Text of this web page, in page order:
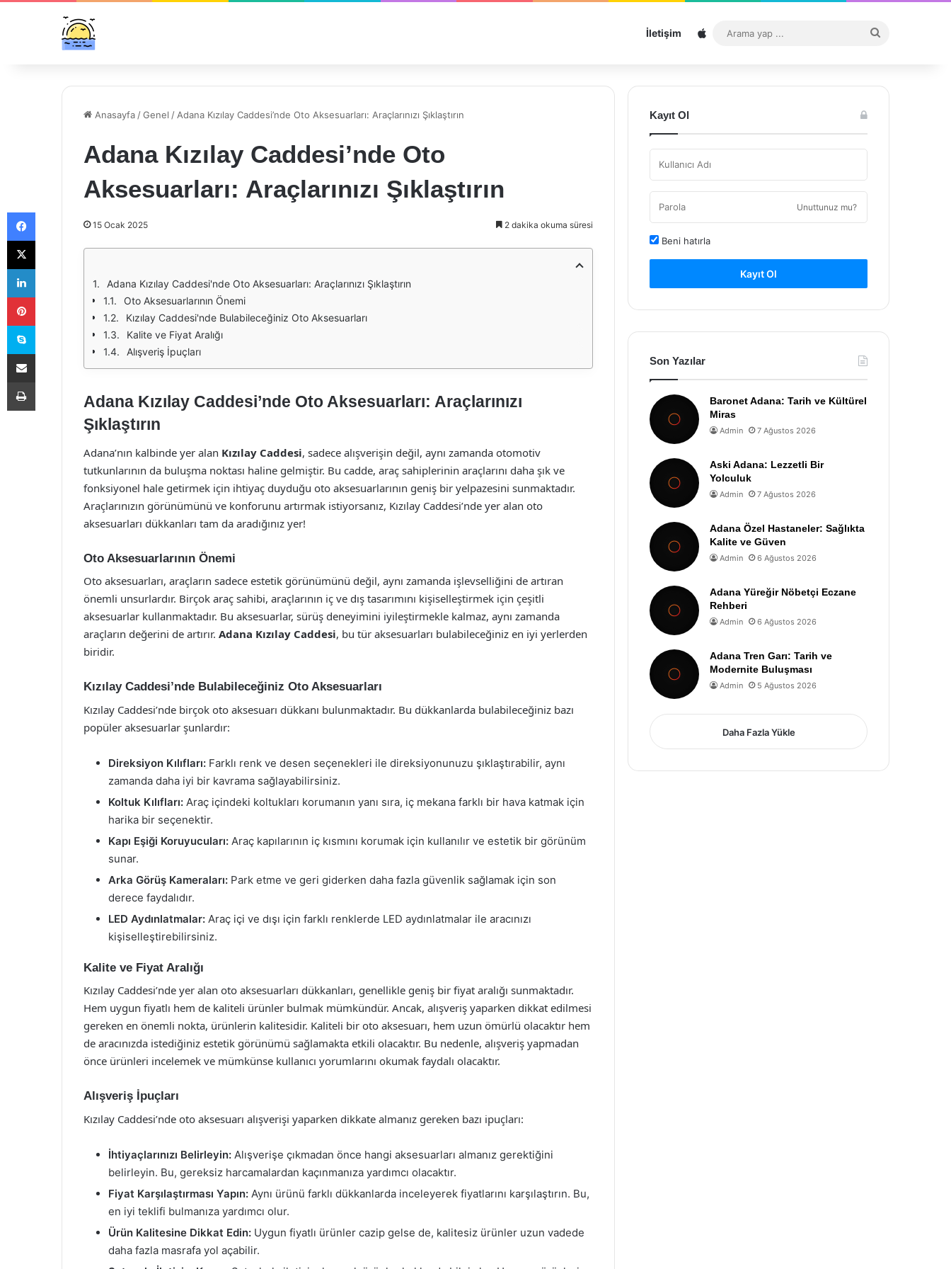
İletişim Sitemap
...
Anasayfa /Genel / Adana Kızılay Caddesi’nde Oto Aksesuarları: Araçlarınızı Şıklaştırın
Adana Kızılay Caddesi’nde Oto
Aksesuarları: Araçlarınızı Şıklaştırın
15 Ocak 2025 2 dakika okuma süresi
Adana Kızılay Caddesi'nde Oto Aksesuarları: Araçlarınızı Şıklaştırın
Oto Aksesuarlarının Önemi
Kızılay Caddesi'nde Bulabileceğiniz Oto Aksesuarları
Kalite ve Fiyat Aralığı
Alışveriş İpuçları
Adana Kızılay Caddesi’nde Oto Aksesuarları: Araçlarınızı
Şıklaştırın
Adana’nın kalbinde yer alan Kızılay Caddesi, sadece alışverişin değil, aynı zamanda otomotiv
tutkunlarının da buluşma noktası haline gelmiştir. Bu cadde, araç sahiplerinin araçlarını daha şık ve
fonksiyonel hale getirmek için ihtiyaç duyduğu oto aksesuarlarının geniş bir yelpazesini sunmaktadır.
Araçlarınızın görünümünü ve konforunu artırmak istiyorsanız, Kızılay Caddesi’nde yer alan oto
aksesuarları dükkanları tam da aradığınız yer!
Oto Aksesuarlarının Önemi
Oto aksesuarları, araçların sadece estetik görünümünü değil, aynı zamanda işlevselliğini de artıran
önemli unsurlardır. Birçok araç sahibi, araçlarının iç ve dış tasarımını kişiselleştirmek için çeşitli
aksesuarlar kullanmaktadır. Bu aksesuarlar, sürüş deneyimini iyileştirmekle kalmaz, aynı zamanda
araçların değerini de artırır. Adana Kızılay Caddesi, bu tür aksesuarları bulabileceğiniz en iyi yerlerden
biridir.
Kızılay Caddesi’nde Bulabileceğiniz Oto Aksesuarları
Kızılay Caddesi’nde birçok oto aksesuarı dükkanı bulunmaktadır. Bu dükkanlarda bulabileceğiniz bazı
popüler aksesuarlar şunlardır:
Direksiyon Kılıfları: Farklı renk ve desen seçenekleri ile direksiyonunuzu şıklaştırabilir, aynı
zamanda daha iyi bir kavrama sağlayabilirsiniz.
Koltuk Kılıfları: Araç içindeki koltukları korumanın yanı sıra, iç mekana farklı bir hava katmak için
harika bir seçenektir.
Kapı Eşiği Koruyucuları: Araç kapılarının iç kısmını korumak için kullanılır ve estetik bir görünüm
sunar.
Arka Görüş Kameraları: Park etme ve geri giderken daha fazla güvenlik sağlamak için son
derece faydalıdır.
LED Aydınlatmalar: Araç içi ve dışı için farklı renklerde LED aydınlatmalar ile aracınızı
kişiselleştirebilirsiniz.
Kalite ve Fiyat Aralığı
Kızılay Caddesi’nde yer alan oto aksesuarları dükkanları, genellikle geniş bir fiyat aralığı sunmaktadır.
Hem uygun fiyatlı hem de kaliteli ürünler bulmak mümkündür. Ancak, alışveriş yaparken dikkat edilmesi
gereken en önemli nokta, ürünlerin kalitesidir. Kaliteli bir oto aksesuarı, hem uzun ömürlü olacaktır hem
de aracınızda istediğiniz estetik görünümü sağlamakta etkili olacaktır. Bu nedenle, alışveriş yapmadan
önce ürünleri incelemek ve mümkünse kullanıcı yorumlarını okumak faydalı olacaktır.
Alışveriş İpuçları
Kızılay Caddesi’nde oto aksesuarı alışverişi yaparken dikkate almanız gereken bazı ipuçları:
İhtiyaçlarınızı Belirleyin: Alışverişe çıkmadan önce hangi aksesuarları almanız gerektiğini
belirleyin. Bu, gereksiz harcamalardan kaçınmanıza yardımcı olacaktır.
Fiyat Karşılaştırması Yapın: Aynı ürünü farklı dükkanlarda inceleyerek fiyatlarını karşılaştırın. Bu,
en iyi teklifi bulmanıza yardımcı olur.
Ürün Kalitesine Dikkat Edin: Uygun fiyatlı ürünler cazip gelse de, kalitesiz ürünler uzun vadede
daha fazla masrafa yol açabilir.
Kayıt Ol
Unuttunuz mu?
Beni hatırla
Kayıt Ol
Son Yazılar
Baronet Adana: Tarih ve Kültürel
Miras
Admin 7 Ağustos 2026
Aski Adana: Lezzetli Bir
Yolculuk
Admin 7 Ağustos 2026
Adana Özel Hastaneler: Sağlıkta
Kalite ve Güven
Admin 6 Ağustos 2026
Adana Yüreğir Nöbetçi Eczane
Rehberi
Admin 6 Ağustos 2026
Adana Tren Garı: Tarih ve
Modernite Buluşması
Admin 5 Ağustos 2026
Daha Fazla Yükle
Facebook
X
LinkedIn
Pinterest
Skype
E-Posta ile paylaş